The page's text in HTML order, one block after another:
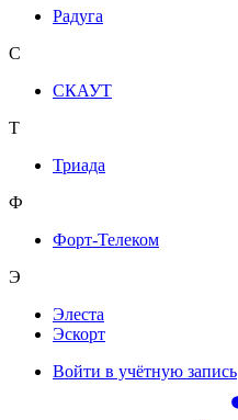
Радуга
С
СКАУТ
Т
Триада
Ф
Форт-Телеком
Э
Элеста
Эскорт
Войти в учётную запись